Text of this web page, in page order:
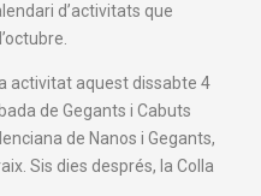
d’activitats que
activitat aquest dissabte 4
de Gegants i Cabuts
de Nanos i Gegants,
Sis dies després, la Colla